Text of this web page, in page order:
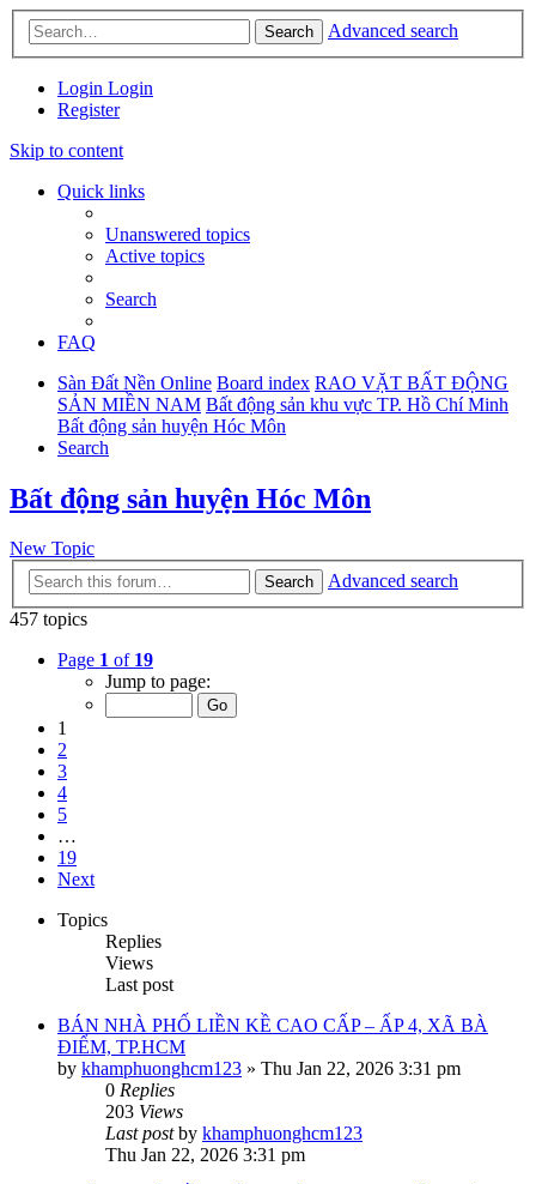
Search Advanced search
Login Login
Register
Skip to content
Quick links
Unanswered topics
Active topics
Search
FAQ
Sàn Đất Nền Online Board index RAO VẶT BẤT ĐỘNG
SẢN MIỀN NAM Bất động sản khu vực TP. Hồ Chí Minh
Bất động sản huyện Hóc Môn
Search
Bất động sản huyện Hóc Môn
New Topic
Search
Advanced search
457 topics
Page 1 of 19
Jump to page:
1
2
3
4
5
…
19
Next
Topics
Replies
Views
Last post
BÁN NHÀ PHỐ LIỀN KỀ CAO CẤP – ẤP 4, XÃ BÀ
ĐIỂM, TP.HCM
by khamphuonghcm123 » Thu Jan 22, 2026 3:31 pm
0 Replies
203 Views
Last postby khamphuonghcm123
Thu Jan 22, 2026 3:31 pm